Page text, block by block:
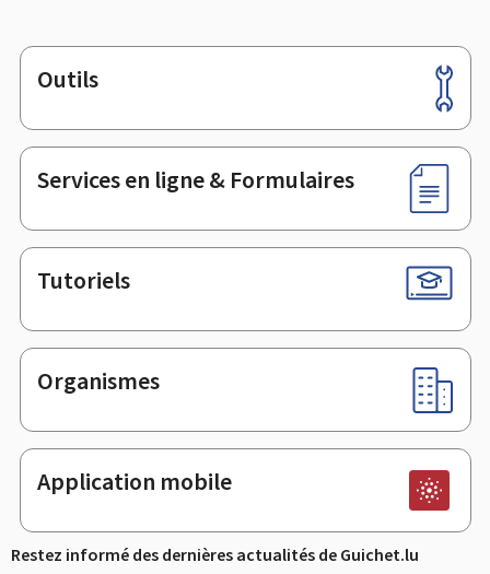
Pied
de
page
Outils
Services en ligne & Formulaires
Tutoriels
Organismes
Application mobile
Restez informé des dernières actualités de Guichet.lu